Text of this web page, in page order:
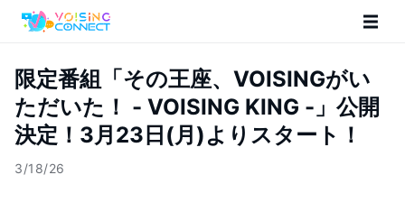
限定番組「その王座、VOISINGがい
ただいた！ - VOISING KING -」公開
決定！3月23日(月)よりスタート！
3/18/26